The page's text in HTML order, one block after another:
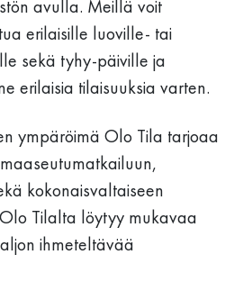
avulla. Meillä voit
erilaisille luoville- tai
sekä tyhy-päiville ja
erilaisia tilaisuuksia varten.
ympäröimä Olo Tila tarjoaa
kokonaisvaltaiseen
Tilalta löytyy mukavaa
ihmeteltävää